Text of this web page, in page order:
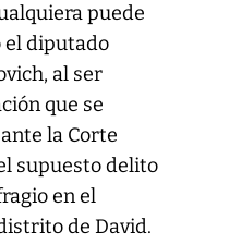
puede
el diputado
al ser
que se
la Corte
supuesto delito
en el
de David.